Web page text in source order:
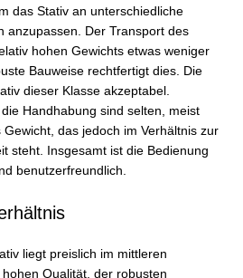
das Stativ an unterschiedliche
anzupassen. Der Transport des
hohen Gewichts etwas weniger
Bauweise rechtfertigt dies. Die
dieser Klasse akzeptabel.
Handhabung sind selten, meist
das jedoch im Verhältnis zur
steht. Insgesamt ist die Bedienung
benutzerfreundlich.
liegt preislich im mittleren
Qualität, der robusten